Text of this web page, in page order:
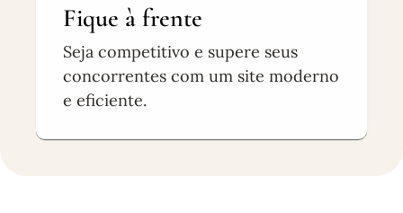
Fique à frente
Seja competitivo e supere seus
concorrentes com um site moderno
e eficiente.